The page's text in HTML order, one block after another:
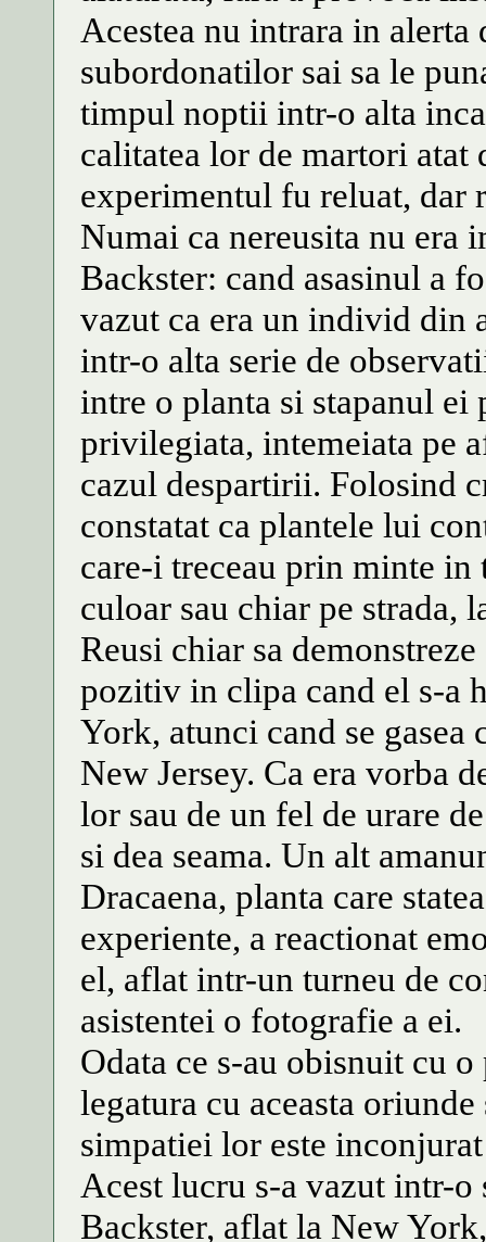
Acestea nu intrara in
subordonatilor sai sa le
timpul noptii intr-o alta
calitatea lor de martori atat
experimentul fu reluat, dar
Numai ca nereusita nu
Backster: cand asasinul a
vazut ca era un individ din
intr-o alta serie de
intre o planta si stapanul ei
privilegiata, intemeiata pe
cazul despartirii. Folosind
constatat ca plantele lui
care-i treceau prin minte in
culoar sau chiar pe strada,
Reusi chiar sa
pozitiv in clipa cand el s-a
York, atunci cand se
New Jersey. Ca era vorba
lor sau de un fel de urare
si dea seama. Un alt
Dracaena, planta care
experiente, a reactionat
el, aflat intr-un turneu de
asistentei o fotografie a ei.
Odata ce s-au obisnuit cu
legatura cu aceasta
simpatiei lor este
Acest lucru s-a vazut intr-o
Backster, aflat la New